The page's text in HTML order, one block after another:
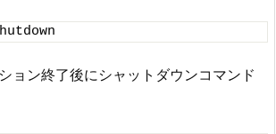
ョン終了後にシャットダウンコマンド